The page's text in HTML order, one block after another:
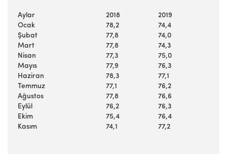
Aylar 2018
2019
Ocak
78,2
74,4
Şubat
77,8
74,0
Mart
77,8
74,3
Nisan
77,3
75,0
Mayıs
77,9
76,3
Haziran
78,3
77,1
Temmuz
77,1
76,2
Ağustos
77,8
76,6
Eylül
76,2
76,3
Ekim
75,4
76,4
Kasım
74,1 77,2